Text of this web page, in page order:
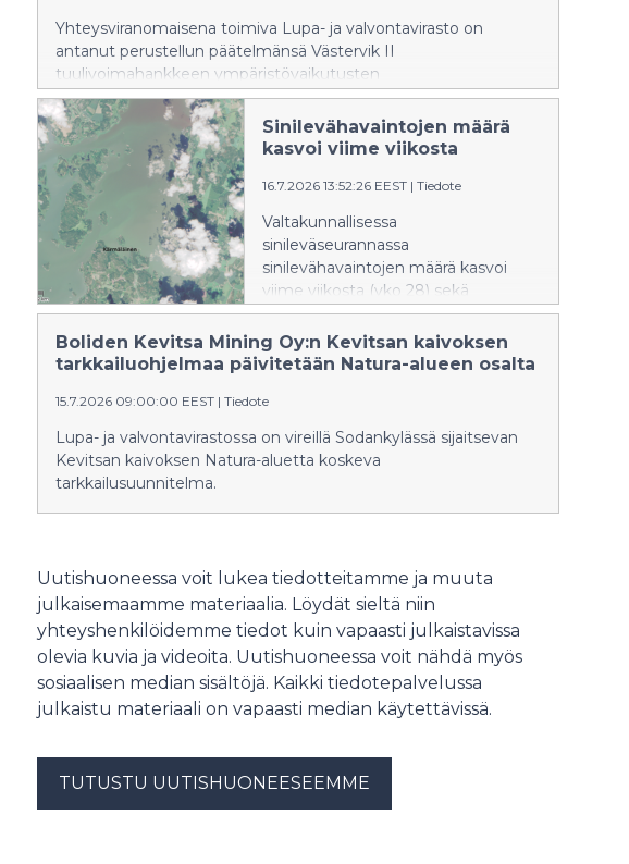
Yhteysviranomaisena toimiva Lupa- ja valvontavirasto on
antanut perustellun päätelmänsä Västervik II
tuulivoimahankkeen ympäristövaikutusten
arviointiselostuksesta.
Sinilevähavaintojen määrä
kasvoi viime viikosta
16.7.2026 13:52:26 EEST | Tiedote
Valtakunnallisessa
sinileväseurannassa
sinilevähavaintojen määrä kasvoi
viime viikosta (vko 28) sekä
sisävesillä että rannikkoalueilla.
Tilanne on kuitenkin ajankohtaan
nähden tavanomaista rauhallisempi.
Boliden Kevitsa Mining Oy:n Kevitsan kaivoksen
tarkkailuohjelmaa päivitetään Natura-alueen osalta
15.7.2026 09:00:00 EEST | Tiedote
Lupa- ja valvontavirastossa on vireillä Sodankylässä sijaitsevan
Kevitsan kaivoksen Natura-aluetta koskeva
tarkkailusuunnitelma.
Uutishuoneessa voit lukea tiedotteitamme ja muuta
julkaisemaamme materiaalia. Löydät sieltä niin
yhteyshenkilöidemme tiedot kuin vapaasti julkaistavissa
olevia kuvia ja videoita. Uutishuoneessa voit nähdä myös
sosiaalisen median sisältöjä. Kaikki tiedotepalvelussa
julkaistu materiaali on vapaasti median käytettävissä.
TUTUSTU UUTISHUONEESEEMME